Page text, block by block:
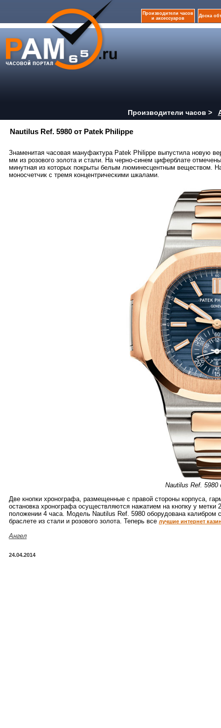
Производители часов
и аксессуаров
Доска
Производители часов >
Nautilus Ref. 5980 от Patek Philippe
Знаменитая часовая мануфактура Patek Philippe выпустила новую
мм из розового золота и стали. На черно-синем циферблате
минутная из которых покрыты белым люминесцентным веществом.
моносчетчик с тремя концентрическими шкалами.
Nautilus Ref.
Две кнопки хронографа, размещенные с правой стороны корпуса,
остановка хронографа осуществляются нажатием на кнопку у
положении 4 часа. Модель Nautilus Ref. 5980 оборудована калибром
браслете из стали и розового золота. Теперь все лучшие интернет
Ангел
24.04.2014